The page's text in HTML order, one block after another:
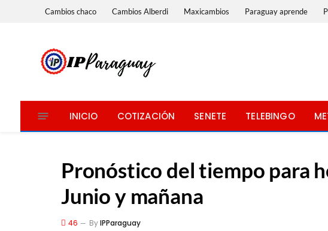
Cambios chaco Cambios Alberdi Maxicambios Paraguay aprende
INICIO COTIZACIÓN SENETE TELEBINGO
Pronóstico del tiempo para
Junio y mañana
46 ByIPParaguay